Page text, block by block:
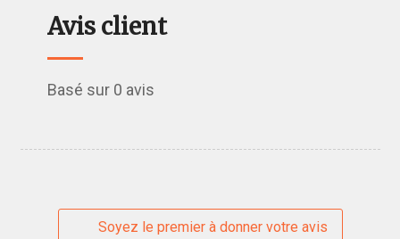
Avis client
Basé sur 0 avis
Soyez le premier à donner votre avis